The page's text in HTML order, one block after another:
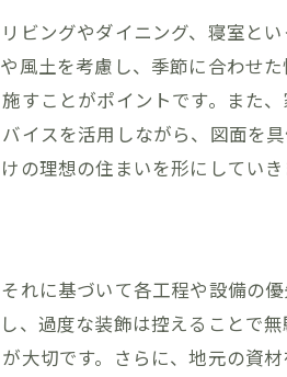
ビングやダイニング、寝室と
風土を考慮し、季節に合わせ
すことがポイントです。また
イスを活用しながら、図面を
理想の住まいを形にしていき
れに基づいて各工程や設備の
、過度な装飾は控えることで無
大切です。さらに、地元の資材